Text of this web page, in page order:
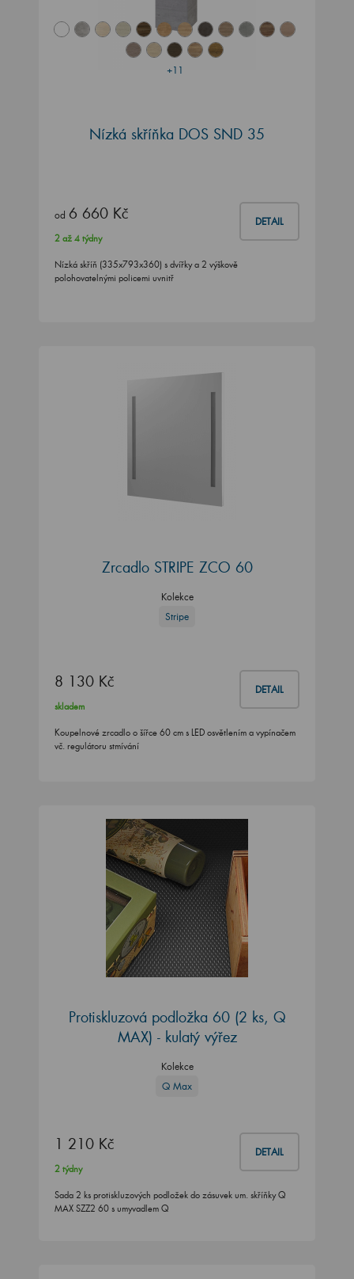
+11
Nízká skříňka DOS SND 35
od 6 660 Kč DETAIL
2 až 4 týdny
Nízká skříň (335x793x360) s dvířky a 2 výškově
polohovatelnými policemi uvnitř
Zrcadlo STRIPE ZCO 60
Kolekce
Stripe
8 130 Kč DETAIL
skladem
Koupelnové zrcadlo o šířce 60 cm s LED osvětlením a vypínačem
vč. regulátoru stmívání
Protiskluzová podložka 60 (2 ks, Q
MAX) - kulatý výřez
Kolekce
Q Max
1 210 Kč DETAIL
2 týdny
Sada 2 ks protiskluzových podložek do zásuvek um. skříňky Q
MAX SZZ2 60 s umyvadlem Q